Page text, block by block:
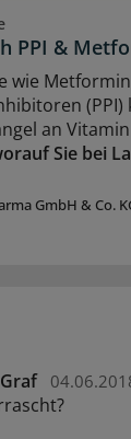
PPI &
wie
(PPI)
an
Sie bei
GmbH & Co.